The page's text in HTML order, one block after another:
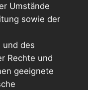
Umstände
sowie der
und des
Rechte und
geeignete